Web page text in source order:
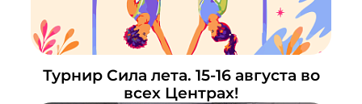
Турнир Сила лета. 15-16 августа во
всех Центрах!